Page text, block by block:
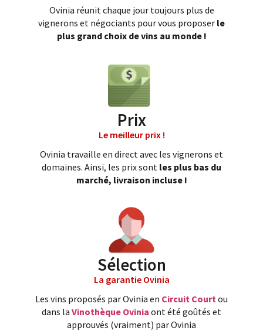
Ovinia réunit chaque jour toujours plus de
vignerons et négociants pour vous proposer le
plus grand choix de vins au monde !
Prix
Le meilleur prix !
Ovinia travaille en direct avec les vignerons et
domaines. Ainsi, les prix sont les plus bas du
marché, livraison incluse !
Sélection
La garantie Ovinia
Les vins proposés par Ovinia en Circuit Court ou
dans la Vinothèque Ovinia ont été goûtés et
approuvés (vraiment) par Ovinia